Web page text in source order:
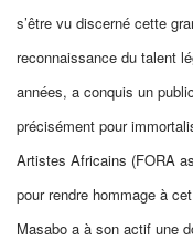
s’être vu discerné cette
reconnaissance du talent
années, a conquis un public
précisément pour
Artistes Africains (FORA
pour rendre hommage à
Masabo a à son actif une